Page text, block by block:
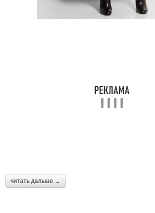
читать дальше →